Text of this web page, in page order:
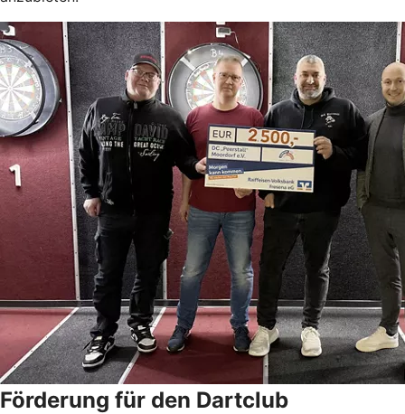
Förderung für den Dartclub